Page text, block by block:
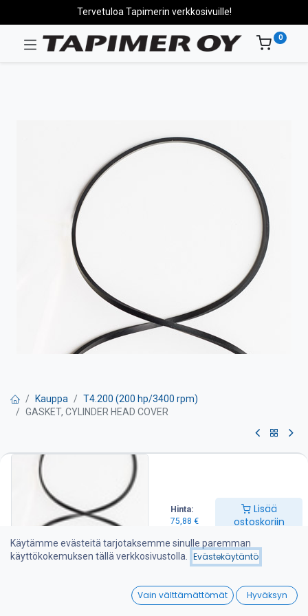
Hinta:
75,88 €
Lisää
ostoskoriin
Wishlist
Tervetuloa Tapimerin verkkosivuille!
0
Kauppa
T4.200 (200 hp/3400 rpm)
GASKET, CYLINDER HEAD COVER
GASKET, CYLINDER HEAD COVER
Venttiilivälykset on tarkistettava huolto-ohjeen mukaan
Lisää ostoskoriin
Käytämme evästeitä tarjotaksemme sinulle paremman
käyttökokemuksen tällä verkkosivustolla.
Evästekäytäntö
Vain välttämättömät Hyväksyn